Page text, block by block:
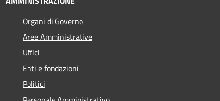
Organi di Governo
Aree Amministrative
Uffici
Enti e fondazioni
Politici